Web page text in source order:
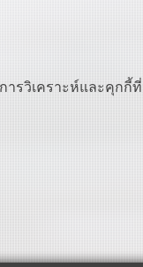
ารวิเคราะห์และคุกกี้